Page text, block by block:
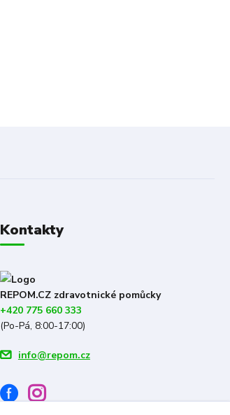
Kontakty
REPOM.CZ zdravotnické pomůcky
+420 775 660 333
(Po-Pá, 8:00-17:00)
info@repom.cz